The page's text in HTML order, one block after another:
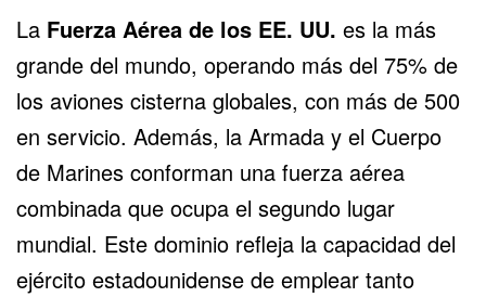
La Fuerza Aérea de los EE. UU. es la más
grande del mundo, operando más del 75% de
los aviones cisterna globales, con más de 500
en servicio. Además, la Armada y el Cuerpo
de Marines conforman una fuerza aérea
combinada que ocupa el segundo lugar
mundial. Este dominio refleja la capacidad del
ejército estadounidense de emplear tanto